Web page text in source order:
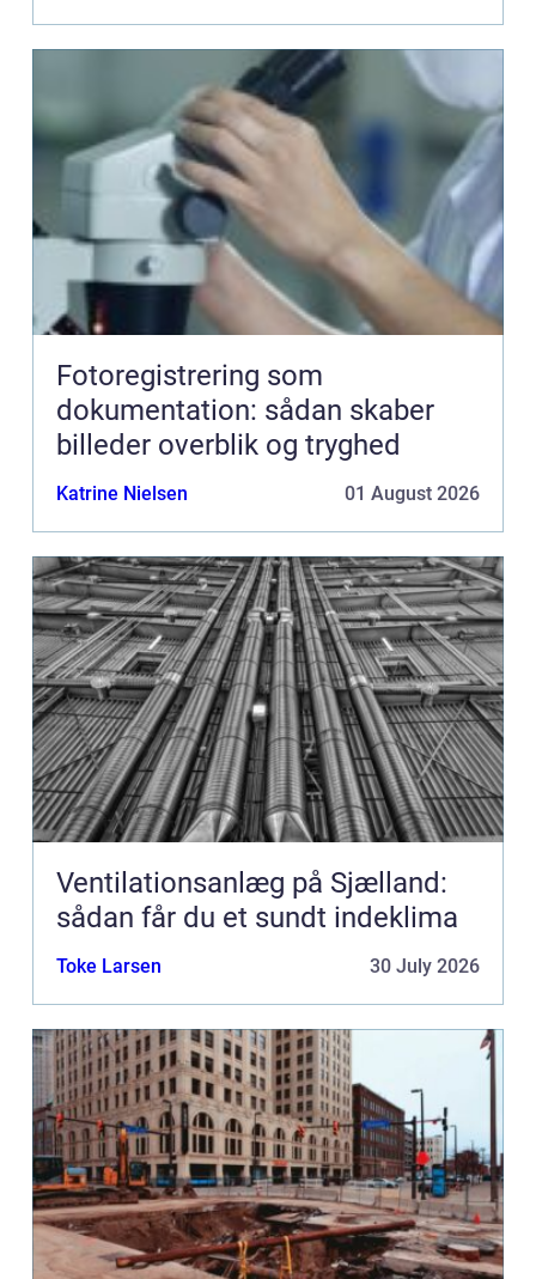
Fotoregistrering som
dokumentation: sådan skaber
billeder overblik og tryghed
Katrine Nielsen 01 August 2026
Ventilationsanlæg på Sjælland:
sådan får du et sundt indeklima
Toke Larsen 30 July 2026